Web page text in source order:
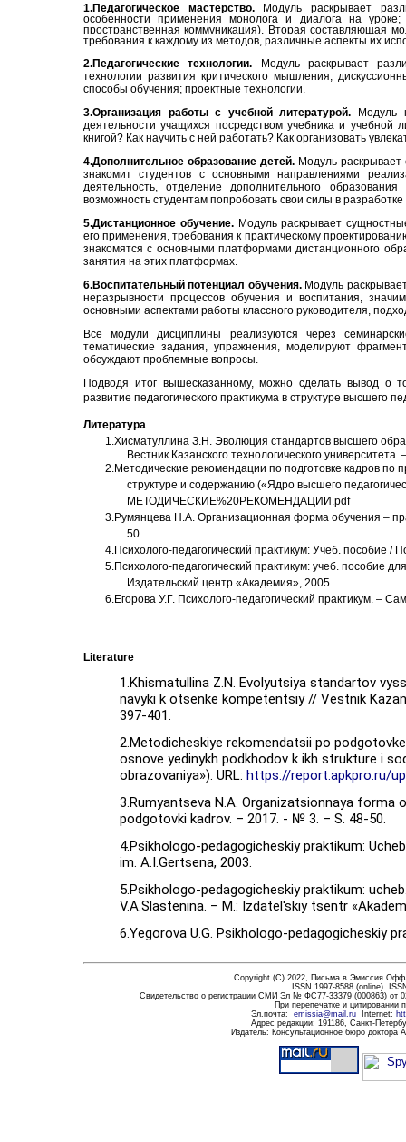
1.Педагогическое мастерство. Модуль раскрывает
особенности применения монолога и диалога на
пространственная коммуникация). Вторая составляющая
требования к каждому из методов, различные аспекты их
2.Педагогические технологии.
Модуль раскрывает
технологии развития критического мышления;
способы обучения; проектные технологии.
3.Организация работы с учебной литературой. Модуль
деятельности учащихся посредством учебника и учебной
книгой? Как научить с ней работать? Как организовать
4.Дополнительное образование детей. Модуль
знакомит студентов с основными направлениями
деятельность, отделение дополнительного
возможность студентам попробовать свои силы в
5.Дистанционное обучение. Модуль раскрывает
его применения, требования к практическому
знакомятся с основными платформами дистанционного
занятия на этих платформах.
6.Воспитательный потенциал обучения. Модуль
неразрывности процессов обучения и воспитания,
основными аспектами работы классного руководителя,
Все модули дисциплины реализуются через
тематические задания, упражнения, моделируют
обсуждают проблемные вопросы.
Подводя итог вышесказанному, можно сделать вывод о
развитие педагогического практикума в структуре высшего
Литература
1 .Хисматуллина З.Н. Эволюция стандартов высшего
Вестник Казанского технологического
2.Методические рекомендации по подготовке кадров по
структуре и содержанию («Ядро высшего
МЕТОДИЧЕСКИЕ%20РЕКОМЕНДАЦИИ.pdf
3 .Румянцева Н.А. Организационная форма обучения –
50.
4.Психолого-педагогический практикум: Учеб.
5 .Психолого-педагогический практикум: учеб. пособие
Издательский центр «Академия», 2005.
6 .Егорова У.Г. Психолого-педагогический практикум. –
Literature
1.Khismatullina Z.N. Evolyutsiya standartov
navyki k otsenke kompetentsiy // Vestnik
397-401.
2.Metodicheskiye rekomendatsii po
osnove yedinykh podkhodov k ikh strukture i
obrazovaniya»). URL: https://report.apkpro.ru/
3.Rumyantseva N.A. Organizatsionnaya forma
podgotovki kadrov. – 2017. - № 3. – S. 48-50.
4.Psikhologo-pedagogicheskiy praktikum:
im. A.I.Gertsena, 2003.
5.Psikhologo-pedagogicheskiy praktikum:
V.A.Slastenina. – M.: Izdatel'skiy tsentr
6.Yegorova U.G. Psikhologo-pedagogicheskiy
Copyright (C) 2022, Письма в
ISSN 1997-8588 (online).
Свидетельство о регистрации СМИ Эл № ФС77-33379 (000863) от
При перепечатке и
Эл.почта: emissia@mail.ru Internet:
Адрес редакции: 191186, Санкт-
Издатель: Консультационное бюро доктора